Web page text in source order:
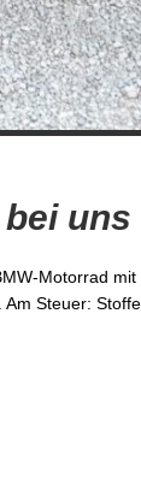
Motorrad mit
Steuer: